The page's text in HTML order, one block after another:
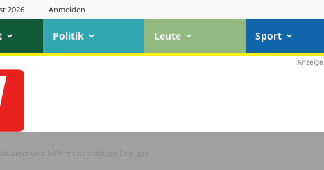
2026 Anmelden
Politik Leute Sport
Anzeige